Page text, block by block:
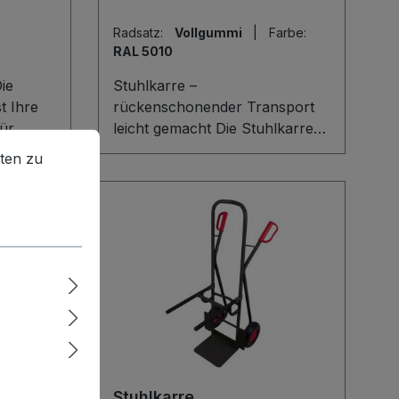
Ihre
Radsatz:Vollgummi
Farbe:
RAL 5010
Stuhlkarre –
rückenschonender Transport
leicht gemacht Die Stuhlkarre
ist Ihre ideale Hilfe für den
Veranstaltungsraum,
Schulungszentrum oder
Catering-Bereich. Die robuste
Schweißkonstruktion aus Stahl
mit gebogenen Querstreben
und stuhlauflage mit
rutschhemmendem Belag
garantiert stabilen Halt. Dank
zu können.
Mehr Informationen ...
zu